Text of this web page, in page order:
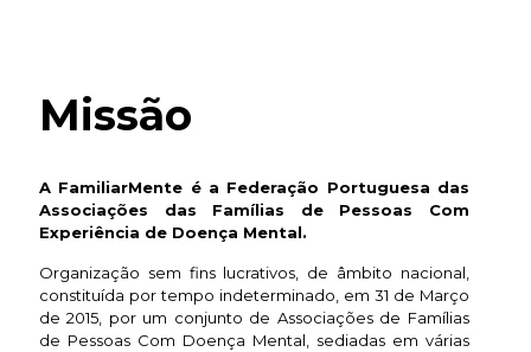
Missão
A FamiliarMente é a Federação Portuguesa das
Associações das Famílias de Pessoas Com
Experiência de Doença Mental.
Organização sem fins lucrativos, de âmbito nacional,
constituída por tempo indeterminado, em 31 de Março
de 2015, por um conjunto de Associações de Famílias
de Pessoas Com Doença Mental, sediadas em várias